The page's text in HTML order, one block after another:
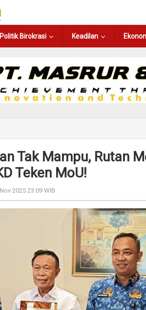
Politik Birokrasi Keadilan
Tak Mampu, Rutan
Teken MoU!
2025 23:09 WIB